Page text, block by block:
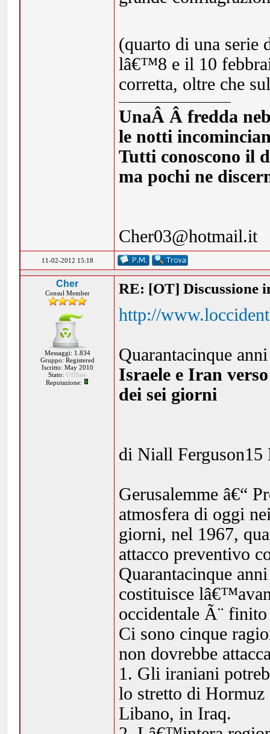
(quarto di una
lâ€™8 e il 10
corretta, oltre che
UnaÂ Â fredda
le notti
Tutti conoscono il
ma pochi ne
Cher03@hotmail.it
11-02-2012 15:18
Cher
Consul Member
Messaggi: 1.834
Gruppo: Registered
Iscritto: May 2010
Stato: Offline
Reputazione:
RE: [OT] Discussione
http://
Quarantacinque
Israele e Iran
dei sei giorni
di Niall Ferguson15
Gerusalemme â€“
atmosfera di oggi
giorni, nel 1967,
attacco preventivo
Quarantacinque
costituisce
occidentale Ã¨
Ci sono cinque
non dovrebbe
1. Gli iraniani
lo stretto di Hormuz
Libano, in Iraq.